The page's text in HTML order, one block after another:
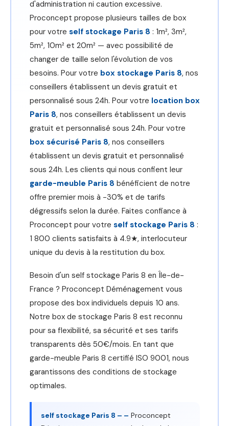
d'administration ni caution excessive.
Proconcept propose plusieurs tailles de box
pour votre self stockage Paris 8 : 1m², 3m²,
5m², 10m² et 20m² — avec possibilité de
changer de taille selon l'évolution de vos
besoins. Pour votre box stockage Paris 8, nos
conseillers établissent un devis gratuit et
personnalisé sous 24h. Pour votre location box
Paris 8, nos conseillers établissent un devis
gratuit et personnalisé sous 24h. Pour votre
box sécurisé Paris 8, nos conseillers
établissent un devis gratuit et personnalisé
sous 24h. Les clients qui nous confient leur
garde-meuble Paris 8 bénéficient de notre
offre premier mois à -30% et de tarifs
dégressifs selon la durée. Faites confiance à
Proconcept pour votre self stockage Paris 8 :
1 800 clients satisfaits à 4.9★, interlocuteur
unique du devis à la restitution du box.
Besoin d'un self stockage Paris 8 en Île-de-
France ? Proconcept Déménagement vous
propose des box individuels depuis 10 ans.
Notre box de stockage Paris 8 est reconnu
pour sa flexibilité, sa sécurité et ses tarifs
transparents dès 50€/mois. En tant que
garde-meuble Paris 8 certifié ISO 9001, nous
garantissons des conditions de stockage
optimales.
self stockage Paris 8 – – Proconcept